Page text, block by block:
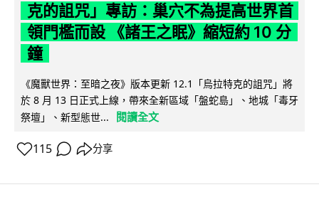
克的詛咒」專訪：巢穴不為提高世界首
領門檻而設 《諸王之眠》縮短約 10 分
鐘
《魔獸世界：至暗之夜》版本更新 12.1「烏拉特克的詛咒」將
於 8 月 13 日正式上線，帶來全新區域「盤蛇島」、地城「毒牙
祭壇」、新型態世...
閱讀全文
115 分享